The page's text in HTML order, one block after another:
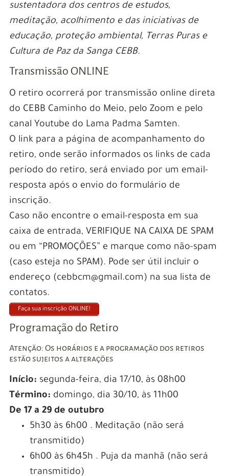
sustentadora dos centros de estudos,
meditação, acolhimento e das iniciativas de
educação, proteção ambiental, Terras Puras e
Cultura de Paz da Sanga CEBB.
Transmissão ONLINE
O retiro ocorrerá por transmissão online direta
do CEBB Caminho do Meio, pelo Zoom e pelo
canal Youtube do Lama Padma Samten.
O link para a página de acompanhamento do
retiro, onde serão informados os links de cada
período do retiro, será enviado por um email-
resposta após o envio do formulário de
inscrição.
Caso não encontre o email-resposta em sua
caixa de entrada, VERIFIQUE NA CAIXA DE SPAM
ou em “PROMOÇÕES” e marque como não-spam
(caso esteja no SPAM). Pode ser útil incluir o
endereço (cebbcm@gmail.com) na sua lista de
contatos.
Faça sua inscrição ONLINE!
Programação do Retiro
Atenção: Os horários e a programação dos retiros
estão sujeitos a alterações
Início: segunda-feira, dia 17/10, às 08h00
Término: domingo, dia 30/10, às 11h00
De 17 a 29 de outubro
5h30 às 6h00 . Meditação (não será
transmitido)
6h00 às 6h45h . Puja da manhã (não será
transmitido)